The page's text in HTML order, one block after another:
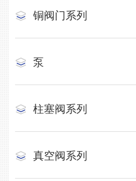
铜阀门系列
泵
柱塞阀系列
真空阀系列